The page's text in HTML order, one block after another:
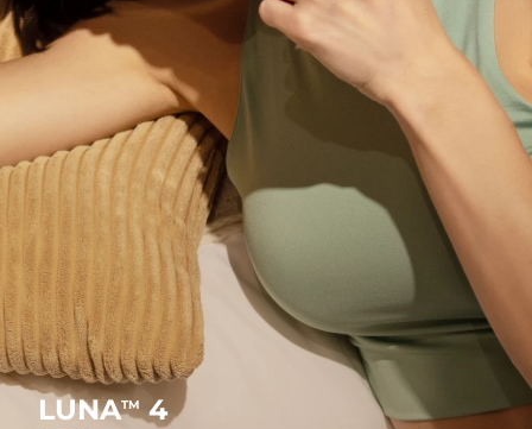
LUNATM4
我的地址
我的訂閱
issa™ Teeth Whitening Set
FAQ™ Dual LED Panel
熱門產品
特別優惠
Türkçe
简体中文 繁體中文
發貨國家
美國 預計送達日期 8/13/26
英國 預計送達日期 8/12/26
西班牙 8/12/26
澳洲 預計送達日期 8/15/26
法國 預計送達日期